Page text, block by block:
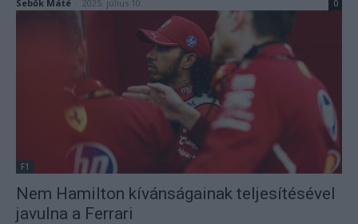
Sebők Máté 2025. július 10. 0
F1
Nem Hamilton kívánságainak teljesítésével
javulna a Ferrari